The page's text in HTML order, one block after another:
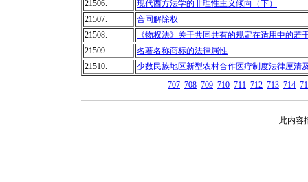
21506.
现代西方法学的非理性主义倾向（下）
21507.
合同解除权
21508.
《物权法》关于共同共有的规定在适用中的若
21509.
名著名称商标的法律属性
21510.
少数民族地区新型农村合作医疗制度法律厘清
707 708 709 710 711 712 713 714
此内容